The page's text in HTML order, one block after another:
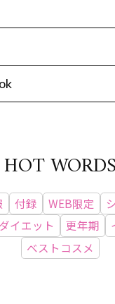
HOT WORDS
付録 WEB限定
ダイエット 更年期
ベストコスメ